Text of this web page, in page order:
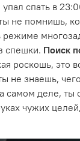
спать в
не помнишь,
спешки. Поиск
роскошь, это
не знаешь,
самом деле, ты
чужих